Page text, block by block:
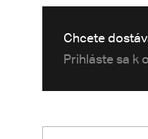
Chcete
Prihláste sa k